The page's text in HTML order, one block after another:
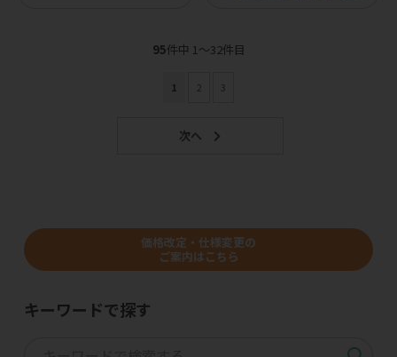
95件中 1〜32件目
1 2 3
価格改定・仕様変更の
ご案内はこちら
キーワードで探す